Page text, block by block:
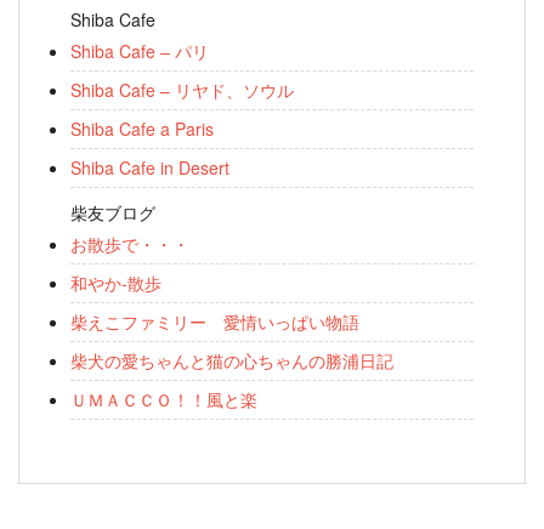
Shiba Cafe
Shiba Cafe – パリ
Shiba Cafe – リヤド、ソウル
Shiba Cafe a Paris
Shiba Cafe in Desert
柴友ブログ
お散歩で・・・
和やか-散歩
柴えこファミリー 愛情いっぱい物語
柴犬の愛ちゃんと猫の心ちゃんの勝浦日記
ＵＭＡＣＣＯ！！風と楽